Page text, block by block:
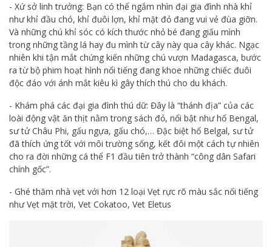
- Xứ sở linh trưởng: Bạn có thể ngắm nhìn đại gia đình nhà khỉ
như khỉ đầu chó, khỉ đuôi lợn, khỉ mặt đỏ đang vui vẻ đùa giỡn.
Và những chú khỉ sóc có kích thước nhỏ bé đang giấu mình
trong những tầng lá hay đu mình từ cây này qua cây khác. Ngạc
nhiên khi tận mắt chứng kiến những chú vượn Madagasca, bước
ra từ bộ phim hoạt hình nổi tiếng đang khoe những chiếc đuôi
độc đáo với ánh mắt kiêu kì gây thích thú cho du khách.
- Khám phá các đại gia đình thú dữ: Đây là “thánh địa” của các
loài động vật ăn thịt nằm trong sách đỏ, nổi bật như hổ Bengal,
sư tử Châu Phi, gấu ngựa, gấu chó,… Đặc biệt hổ Belgal, sư tử
đã thích ứng tốt với môi trường sống, kết đôi một cách tự nhiên
cho ra đời những cá thể F1 đầu tiên trở thành “công dân Safari
chính gốc”.
- Ghé thăm nhà vẹt với hơn 12 loại Vẹt rực rõ màu sắc nổi tiếng
như Vẹt mặt trời, Vet Cokatoo, Vet Eletus